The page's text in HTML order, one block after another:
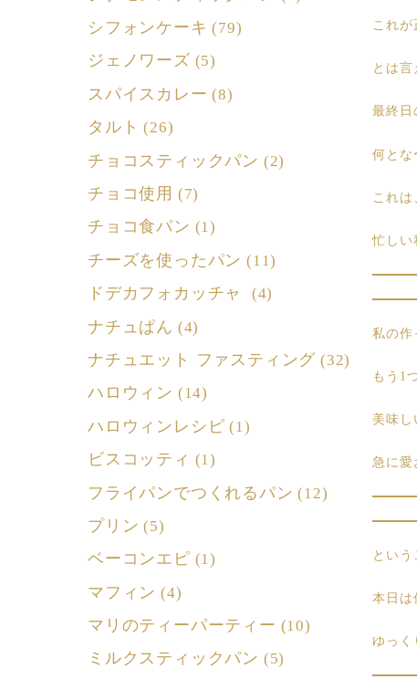
これが
とは言
最終日
何とな
これ
忙し
私の作
もう1
美味し
急に愛
という
本日は
ゆっく
シフォンケーキ (79)
ジェノワーズ (5)
スパイスカレー (8)
タルト (26)
チョコスティックパン (2)
チョコ使用 (7)
チョコ食パン (1)
チーズを使ったパン (11)
ドデカフォカッチャ (4)
ナチュぱん (4)
ナチュエット ファスティング (32)
ハロウィン (14)
ハロウィンレシピ (1)
ビスコッティ (1)
フライパンでつくれるパン (12)
プリン (5)
ベーコンエピ (1)
マフィン (4)
マリのティーパーティー (10)
ミルクスティックパン (5)